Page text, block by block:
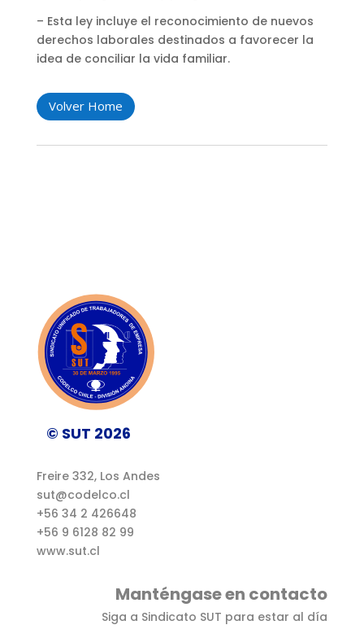
– Esta ley incluye el reconocimiento de nuevos
derechos laborales destinados a favorecer la
idea de conciliar la vida familiar.
Volver Home
© SUT 2026
Freire 332, Los Andes
sut@codelco.cl
+56 34 2 426648
+56 9 6128 82 99
www.sut.cl
Manténgase en contacto
Siga a Sindicato SUT para estar al día